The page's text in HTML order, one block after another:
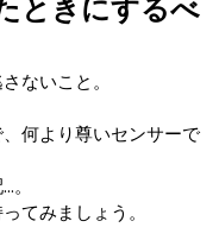
ときにするべ
ないこと。
何より尊いセンサーで
てみましょう。